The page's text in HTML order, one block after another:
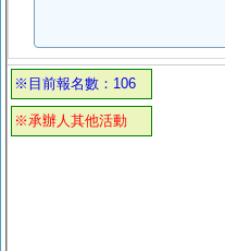
※目前報名數：106
※承辦人其他活動